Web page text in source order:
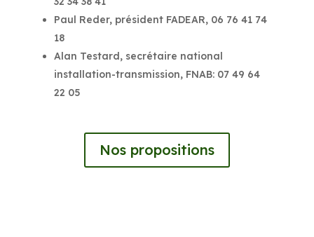
Paul Reder, président FADEAR, 06 76 41 74
18
Alan Testard, secrétaire national
installation-transmission, FNAB: 07 49 64
22 05
Nos propositions